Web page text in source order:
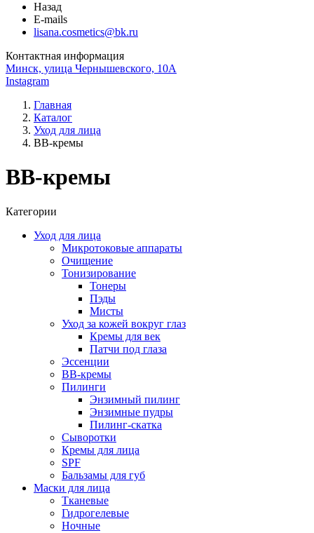
Назад
E-mails
lisana.cosmetics@bk.ru
Контактная информация
Минск, улица Чернышевского, 10А
Instagram
Главная
Каталог
Уход для лица
ВВ-кремы
ВВ-кремы
Категории
Уход для лица
Микротоковые аппараты
Очищение
Тонизирование
Тонеры
Пэды
Мисты
Уход за кожей вокруг глаз
Кремы для век
Патчи под глаза
Эссенции
ВВ-кремы
Пилинги
Энзимный пилинг
Энзимные пудры
Пилинг-скатка
Сыворотки
Кремы для лица
SPF
Бальзамы для губ
Маски для лица
Тканевые
Гидрогелевые
Ночные